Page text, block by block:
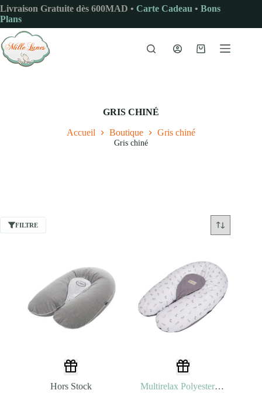
Passer
au
contenu
Livraison Gratuite dès 600MAD • Carte Cadeau • Bons
Plans
Panier
GRIS CHINÉ
Accueil Boutique Gris chiné
Gris chiné
FILTRE
Hors Stock
Multirelax Polyester Coton Lapin 3-en-1